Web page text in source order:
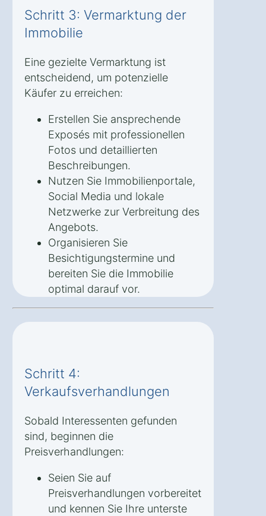
Schritt 3: Vermarktung der
Immobilie
Eine gezielte Vermarktung ist
entscheidend, um potenzielle
Käufer zu erreichen:
Erstellen Sie ansprechende
Exposés mit professionellen
Fotos und detaillierten
Beschreibungen.
Nutzen Sie Immobilienportale,
Social Media und lokale
Netzwerke zur Verbreitung des
Angebots.
Organisieren Sie
Besichtigungstermine und
bereiten Sie die Immobilie
optimal darauf vor.
Schritt 4:
Verkaufsverhandlungen
Sobald Interessenten gefunden
sind, beginnen die
Preisverhandlungen:
Seien Sie auf
Preisverhandlungen vorbereitet
und kennen Sie Ihre unterste